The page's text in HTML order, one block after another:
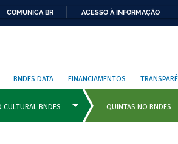
COMUNICA BR ACESSO À INFORMAÇÃO
BNDES DATA FINANCIAMENTOS